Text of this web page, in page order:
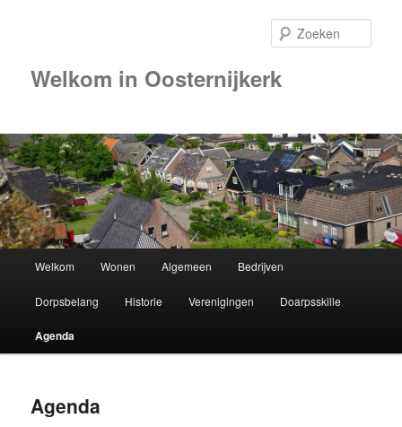
Welkom in Oosternijkerk
Spring
naar
de
inhoud
Welkom Wonen Algemeen Bedrijven
Dorpsbelang Historie Verenigingen Doarpsskille
Agenda
Agenda